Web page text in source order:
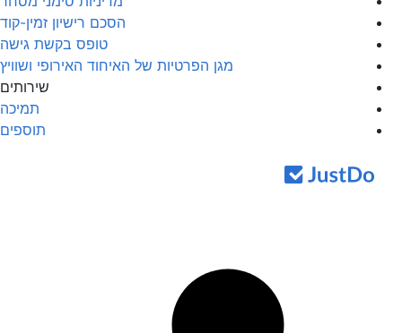
הסכם רישיון זמין-קוד
טופס בקשת גישה
מגן הפרטיות של האיחוד האירופי ושוויץ
שירותים
תמיכה
תוספים